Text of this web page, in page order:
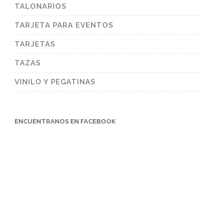
TALONARIOS
TARJETA PARA EVENTOS
TARJETAS
TAZAS
VINILO Y PEGATINAS
ENCUENTRANOS EN FACEBOOK